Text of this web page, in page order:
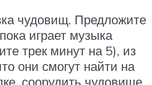
чудовищ. Предложите
играет музыка
трек минут на 5), из
они смогут найти на
соорудить чудовище